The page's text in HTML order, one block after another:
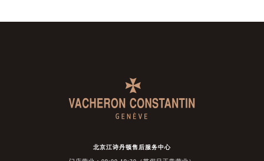
北京江诗丹顿售后服务中心